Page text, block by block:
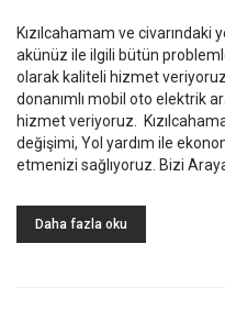
Kızılcahamam ve civarındaki
akünüz ile ilgili bütün
olarak kaliteli hizmet
donanımlı mobil oto elektrik
hizmet veriyoruz.
değişimi, Yol yardım ile
etmenizi sağlıyoruz. Bizi
Daha fazla oku